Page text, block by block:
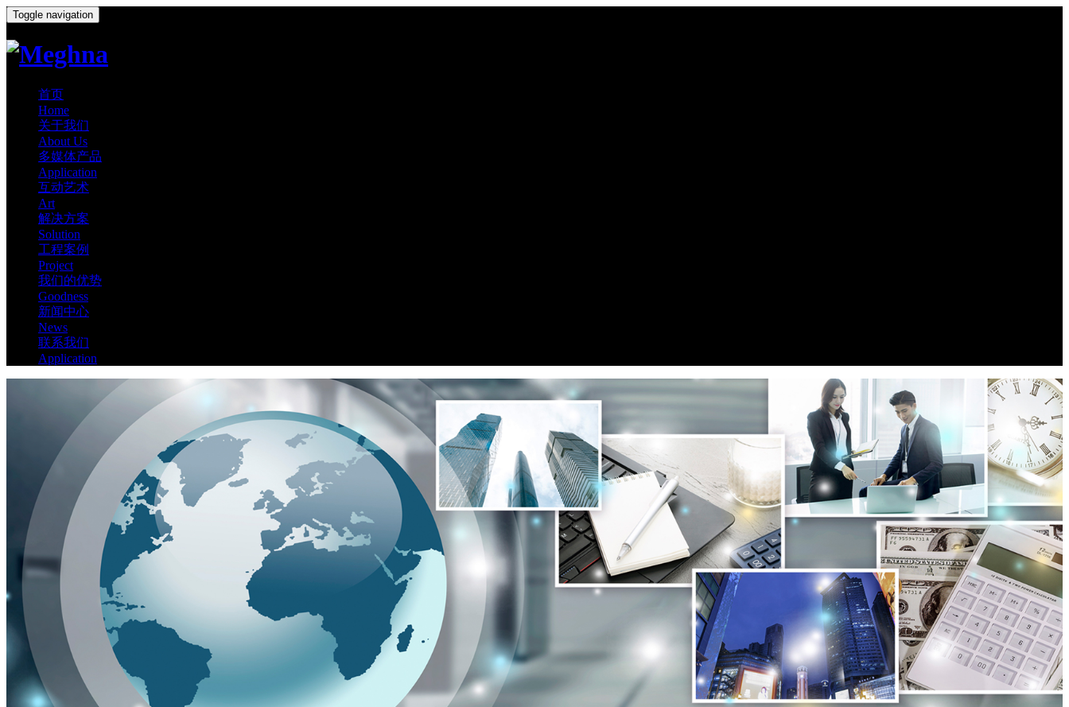
Toggle navigation
首页
Home
关于我们
About Us
多媒体产品
Application
互动艺术
Art
解决方案
Solution
工程案例
Project
我们的优势
Goodness
新闻中心
News
联系我们
Application